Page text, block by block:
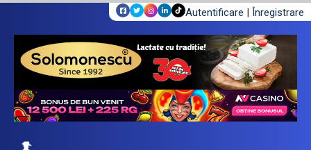
Autentificare | Înregistrare